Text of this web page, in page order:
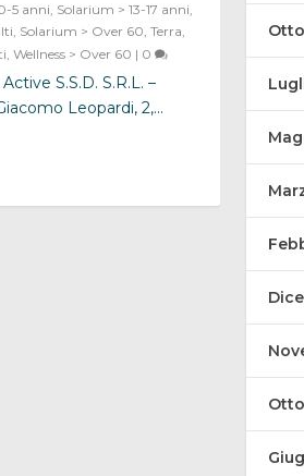
5 anni, Solarium > 13-17 anni,
, Solarium > Over 60, Terra,
, Wellness > Over 60 | 0
S.S.D. S.R.L. –
Leopardi, 2,...